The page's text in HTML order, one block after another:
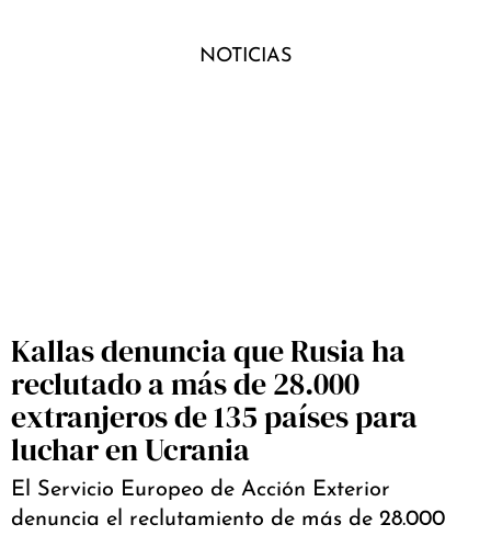
NOTICIAS
Kallas denuncia que Rusia ha
reclutado a más de 28.000
extranjeros de 135 países para
luchar en Ucrania
El Servicio Europeo de Acción Exterior
denuncia el reclutamiento de más de 28.000